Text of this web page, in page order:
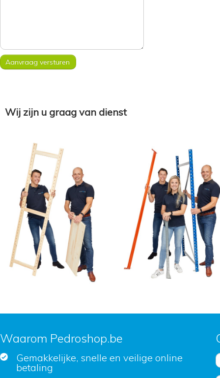
Wij zijn u graag van dienst
Waarom Pedroshop.be
Gemakkelijke, snelle en veilige online
betaling